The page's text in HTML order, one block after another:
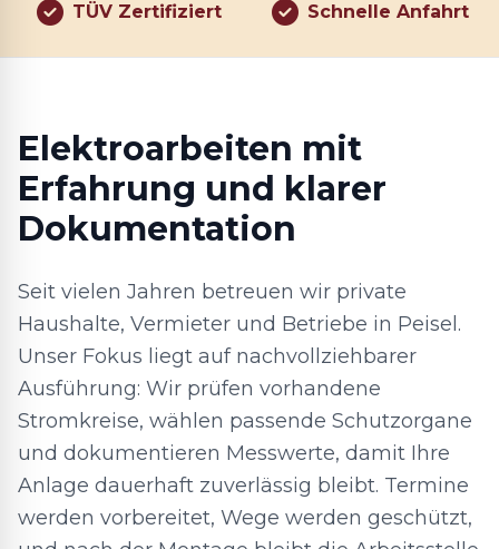
TÜV Zertifiziert Schnelle Anfahrt
Elektroarbeiten mit
Erfahrung und klarer
Dokumentation
Seit vielen Jahren betreuen wir private
Haushalte, Vermieter und Betriebe in Peisel.
Unser Fokus liegt auf nachvollziehbarer
Ausführung: Wir prüfen vorhandene
Stromkreise, wählen passende Schutzorgane
und dokumentieren Messwerte, damit Ihre
Anlage dauerhaft zuverlässig bleibt. Termine
werden vorbereitet, Wege werden geschützt,